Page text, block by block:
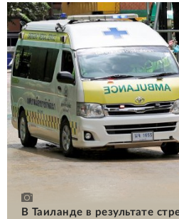
В Таиланде в результате